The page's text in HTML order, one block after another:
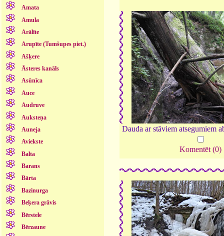
Amata
Amula
Arālīte
Arupīte (Tumšupes piet.)
Ašķere
Āsteres kanāls
Asūnīca
Auce
Audruve
Auksteņa
Auneja
Aviekste
Balta
Barans
Bārta
Bazinurga
Beķera grāvis
Bērstele
Bērzaune
Dauda ar stāviem atsegumiem
Komentēt (0)